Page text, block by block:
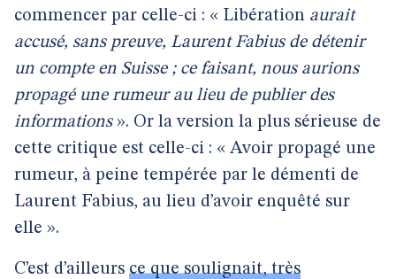
commencer par celle-ci : « Libération aurait
accusé, sans preuve, Laurent Fabius de détenir
un compte en Suisse ; ce faisant, nous aurions
propagé une rumeur au lieu de publier des
informations». Or la version la plus sérieuse de
cette critique est celle-ci : « Avoir propagé une
rumeur, à peine tempérée par le démenti de
Laurent Fabius, au lieu d’avoir enquêté sur
elle ».
C’est d’ailleurs ce que soulignait, très